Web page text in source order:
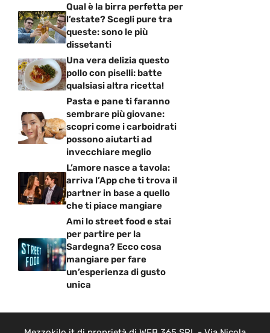
Qual è la birra perfetta per
l’estate? Scegli pure tra
queste: sono le più
dissetanti
Una vera delizia questo
pollo con piselli: batte
qualsiasi altra ricetta!
Pasta e pane ti faranno
sembrare più giovane:
scopri come i carboidrati
possono aiutarti ad
invecchiare meglio
L’amore nasce a tavola:
arriva l’App che ti trova il
partner in base a quello
che ti piace mangiare
Ami lo street food e stai
per partire per la
Sardegna? Ecco cosa
mangiare per fare
un’esperienza di gusto
unica